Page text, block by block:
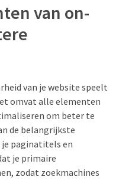
van on-
van je website speelt
omvat alle elementen
om beter te
de belangrijkste
paginatitels en
je primaire
zodat zoekmachines